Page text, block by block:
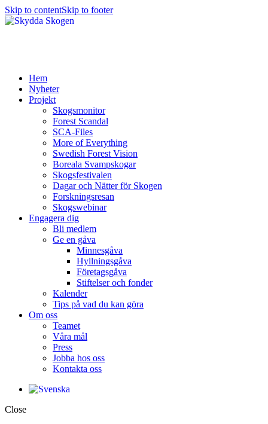
Skip to contentSkip to footer
Hem
Nyheter
Projekt
Skogsmonitor
Forest Scandal
SCA-Files
More of Everything
Swedish Forest Vision
Boreala Svampskogar
Skogsfestivalen
Dagar och Nätter för Skogen
Forskningsresan
Skogswebinar
Engagera dig
Bli medlem
Ge en gåva
Minnesgåva
Hyllningsgåva
Företagsgåva
Stiftelser och fonder
Kalender
Tips på vad du kan göra
Om oss
Teamet
Våra mål​
Press
Jobba hos oss
Kontakta oss
Close